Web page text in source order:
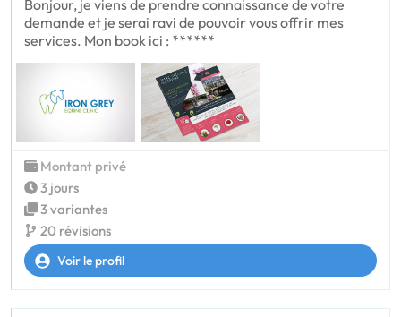
Bonjour, je viens de prendre connaissance de votre
demande et je serai ravi de pouvoir vous offrir mes
services. Mon book ici : ******
Montant privé
3 jours
3 variantes
20 révisions
Voir le profil